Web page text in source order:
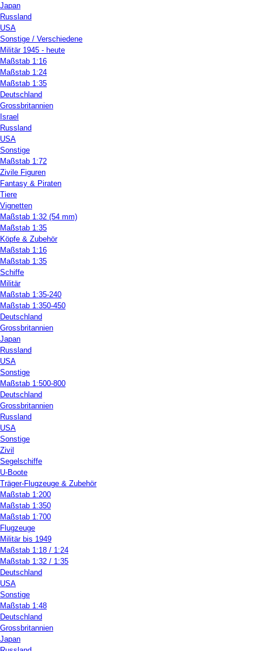
Japan
Russland
USA
Sonstige / Verschiedene
Militär 1945 - heute
Maßstab 1:16
Maßstab 1:24
Maßstab 1:35
Deutschland
Grossbritannien
Israel
Russland
USA
Sonstige
Maßstab 1:72
Zivile Figuren
Fantasy & Piraten
Tiere
Vignetten
Maßstab 1:32 (54 mm)
Maßstab 1:35
Köpfe & Zubehör
Maßstab 1:16
Maßstab 1:35
Schiffe
Militär
Maßstab 1:35-240
Maßstab 1:350-450
Deutschland
Grossbritannien
Japan
Russland
USA
Sonstige
Maßstab 1:500-800
Deutschland
Grossbritannien
Russland
USA
Sonstige
Zivil
Segelschiffe
U-Boote
Träger-Flugzeuge & Zubehör
Maßstab 1:200
Maßstab 1:350
Maßstab 1:700
Flugzeuge
Militär bis 1949
Maßstab 1:18 / 1:24
Maßstab 1:32 / 1:35
Deutschland
USA
Sonstige
Maßstab 1:48
Deutschland
Grossbritannien
Japan